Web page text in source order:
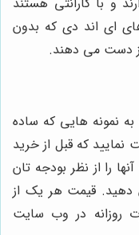
ای اند دی که بدون
از دست می دهند.
نمونه هایی که ساده
که قبل از خرید
را از نظر بودجه تان
دهید. قیمت هر یک از
روزانه در وب سایت